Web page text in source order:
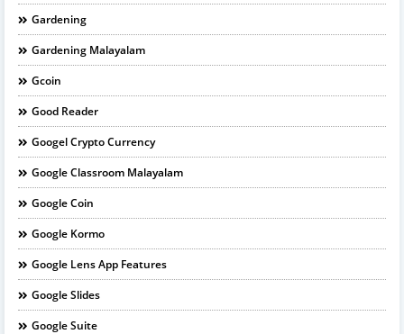
Gardening
Gardening Malayalam
Gcoin
Good Reader
Googel Crypto Currency
Google Classroom Malayalam
Google Coin
Google Kormo
Google Lens App Features
Google Slides
Google Suite